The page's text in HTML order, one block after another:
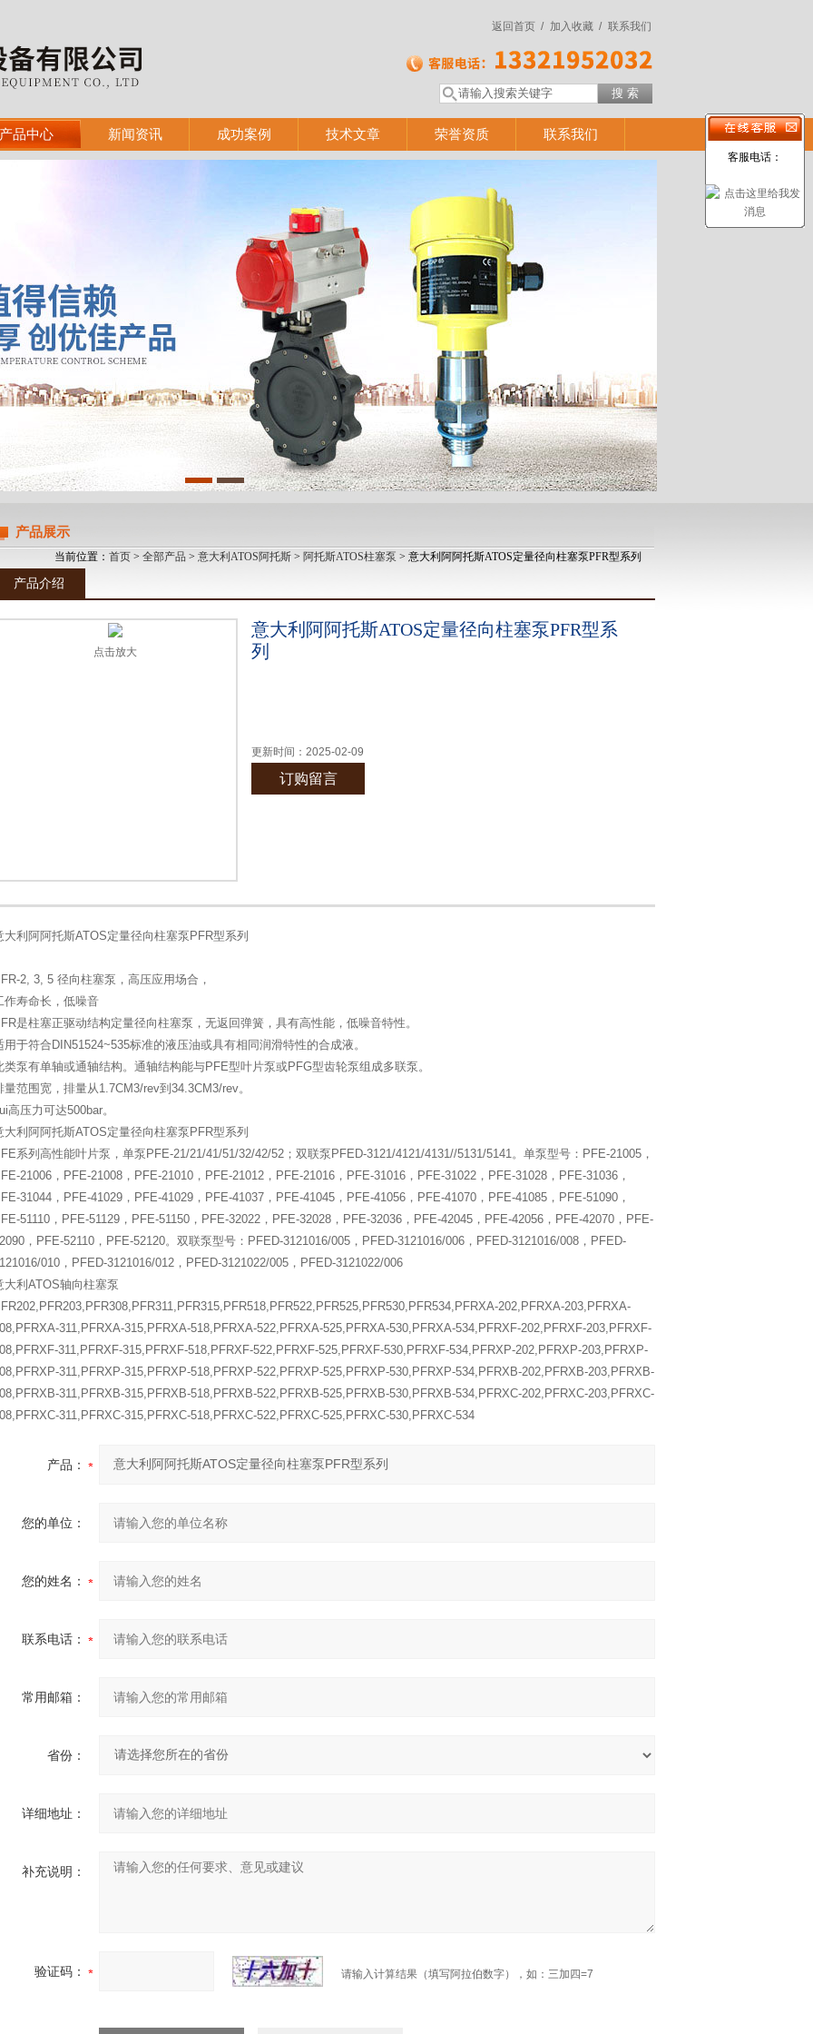
联系我们
加入收藏 /
返回首页 /
产品中心 新闻资讯 成功案例 技术文章 荣誉资质 联系我们
1 2
产品展示
当前位置： 首页 > 全部产品 > 意大利ATOS阿托斯 > 阿托斯ATOS柱塞泵 > 意大利阿阿托斯ATOS定量径向柱塞泵PFR型系列
产品介绍
点击放大
意大利阿阿托斯ATOS定量径向柱塞泵PFR型系
列
更新时间： 2025-02-09
订购留言
大利阿阿托斯ATOS定量径向柱塞泵PFR型系列
2, 3, 5 径向柱塞泵，高压应用场合，
作寿命长，低噪音
是柱塞正驱动结构定量径向柱塞泵，无返回弹簧，具有高性能，低噪音特性。
用于符合DIN51524~535标准的液压油或具有相同润滑特性的合成液。
类泵有单轴或通轴结构。通轴结构能与PFE型叶片泵或PFG型齿轮泵组成多联泵。
量范围宽，排量从1.7CM3/rev到34.3CM3/rev。
高压力可达500bar。
大利阿阿托斯ATOS定量径向柱塞泵PFR型系列
系列高性能叶片泵，单泵PFE-21/21/41/51/32/42/52；双联泵PFED-3121/4121/4131//5131/5141。单泵型号：PFE-21005，
21006，PFE-21008，PFE-21010，PFE-21012，PFE-21016，PFE-31016，PFE-31022，PFE-31028，PFE-31036，
31044，PFE-41029，PFE-41029，PFE-41037，PFE-41045，PFE-41056，PFE-41070，PFE-41085，PFE-51090，
51110，PFE-51129，PFE-51150，PFE-32022，PFE-32028，PFE-32036，PFE-42045，PFE-42056，PFE-42070，PFE-
，PFE-52110，PFE-52120。双联泵型号：PFED-3121016/005，PFED-3121016/006，PFED-3121016/008，PFED-
010，PFED-3121016/012，PFED-3121022/005，PFED-3121022/006
大利ATOS轴向柱塞泵
202,PFRXA-203,PFRXA-
311,PFRXA-315,PFRXA-518,PFRXA-522,PFRXA-525,PFRXA-530,PFRXA-534,PFRXF-202,PFRXF-203,PFRXF-
311,PFRXF-315,PFRXF-518,PFRXF-522,PFRXF-525,PFRXF-530,PFRXF-534,PFRXP-202,PFRXP-203,PFRXP-
311,PFRXP-315,PFRXP-518,PFRXP-522,PFRXP-525,PFRXP-530,PFRXP-534,PFRXB-202,PFRXB-203,PFRXB-
311,PFRXB-315,PFRXB-518,PFRXB-522,PFRXB-525,PFRXB-530,PFRXB-534,PFRXC-202,PFRXC-203,PFRXC-
311,PFRXC-315,PFRXC-518,PFRXC-522,PFRXC-525,PFRXC-530,PFRXC-534
产品：
您的单位：
您的姓名：
联系电话：
常用邮箱：
省份：
详细地址：
补充说明：
验证码： 请输入计算结果（填写阿拉伯数字），如：三加四=7
客服电话：